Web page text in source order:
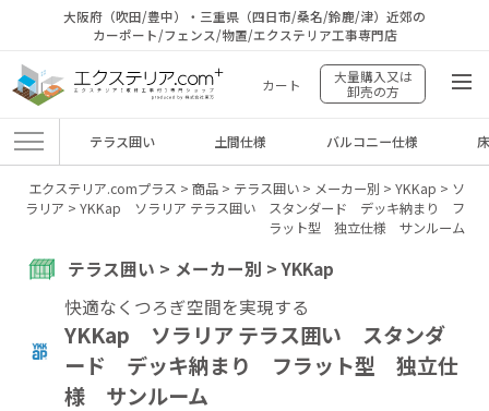
大阪府（吹田/豊中）・三重県（四日市/桑名/鈴鹿/津）近郊の
カーポート/フェンス/物置/エクステリア工事専門店
カート
大量購入又は
卸売の方
テラス囲い 土間仕様 バルコニー仕様
エクステリア.comプラス > 商品> テラス囲い> メーカー別 > YKKap > ソ
ラリア > YKKap ソラリア テラス囲い スタンダード デッキ納まり フ
ラット型 独立仕様 サンルーム
テラス囲い > メーカー別 > YKKap
快適なくつろぎ空間を実現する
YKKap ソラリア テラス囲い スタンダ
ード デッキ納まり フラット型 独立仕
様 サンルーム